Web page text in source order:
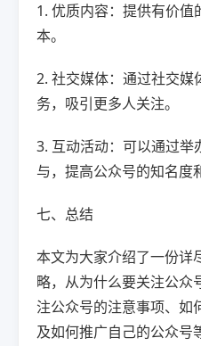
1. 优质内容：提供有价
本。
2. 社交媒体：通过社交媒
务，吸引更多人关注。
3. 互动活动：可以通过
与，提高公众号的知名度
七、总结
本文为大家介绍了一份详
略，从为什么要关注公众
注公众号的注意事项、如
及如何推广自己的公众号